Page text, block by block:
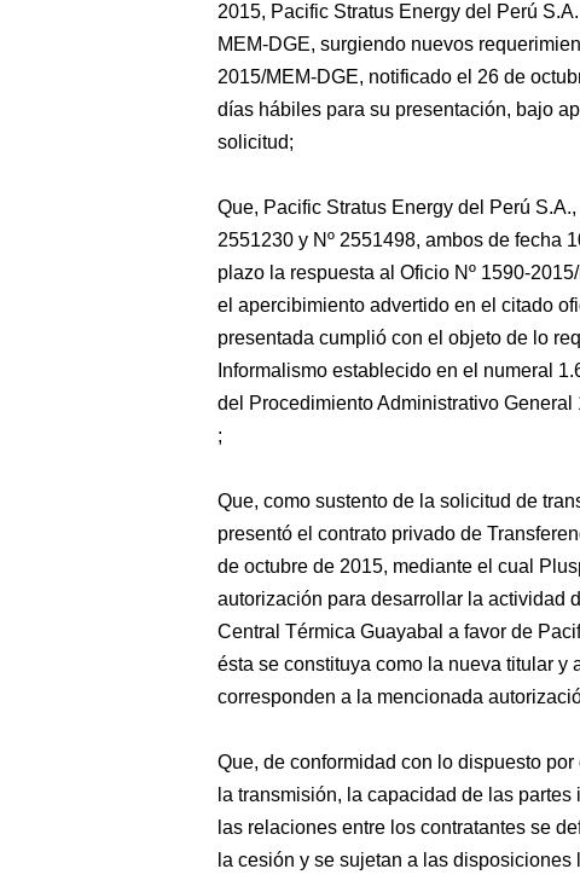
2015, Pacific Stratus Energy del Perú
MEM-DGE, surgiendo nuevos
2015/MEM-DGE, notificado el 26 de
días hábiles para su presentación, bajo
solicitud;
Que, Pacific Stratus Energy del Perú
2551230 y Nº 2551498, ambos de fecha
plazo la respuesta al Oficio Nº 1590-
el apercibimiento advertido en el citado
presentada cumplió con el objeto de lo
Informalismo establecido en el numeral
del Procedimiento Administrativo General
;
Que, como sustento de la solicitud de
presentó el contrato privado de
de octubre de 2015, mediante el cual
autorización para desarrollar la actividad
Central Térmica Guayabal a favor de
ésta se constituya como la nueva titular
corresponden a la mencionada
Que, de conformidad con lo dispuesto
la transmisión, la capacidad de las
las relaciones entre los contratantes se
la cesión y se sujetan a las disposiciones